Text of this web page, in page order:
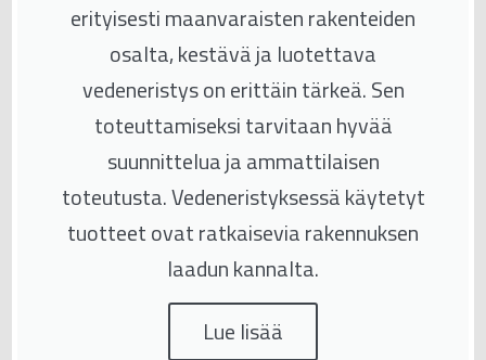
erityisesti maanvaraisten rakenteiden
osalta, kestävä ja luotettava
vedeneristys on erittäin tärkeä. Sen
toteuttamiseksi tarvitaan hyvää
suunnittelua ja ammattilaisen
toteutusta. Vedeneristyksessä käytetyt
tuotteet ovat ratkaisevia rakennuksen
laadun kannalta.
Lue lisää